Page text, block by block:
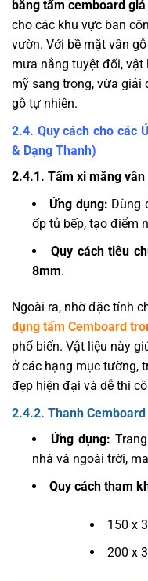
bằng tấm cemboard giả
cho các khu vực ban
vườn. Với bề mặt vân
mưa nắng tuyệt đối,
mỹ sang trọng, vừa giải
gỗ tự nhiên.
2.4. Quy cách cho các
& Dạng Thanh)
2.4.1. Tấm xi măng vân
Ứng dụng: Dùng
ốp tủ bếp, tạo điểm
Quy cách tiêu
8mm.
Ngoài ra, nhờ đặc tính
dụng tấm Cemboard
phổ biến. Vật liệu này
ở các hạng mục tường,
đẹp hiện đại và dễ thi
2.4.2. Thanh
Ứng dụng:
nhà và ngoài trời,
Quy cách tham
150 x
200 x